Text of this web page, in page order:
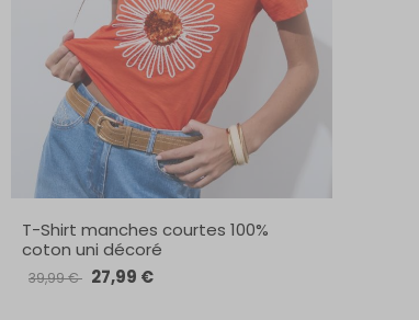
T-Shirt manches courtes 100%
coton uni décoré
39,99 € 27,99 €